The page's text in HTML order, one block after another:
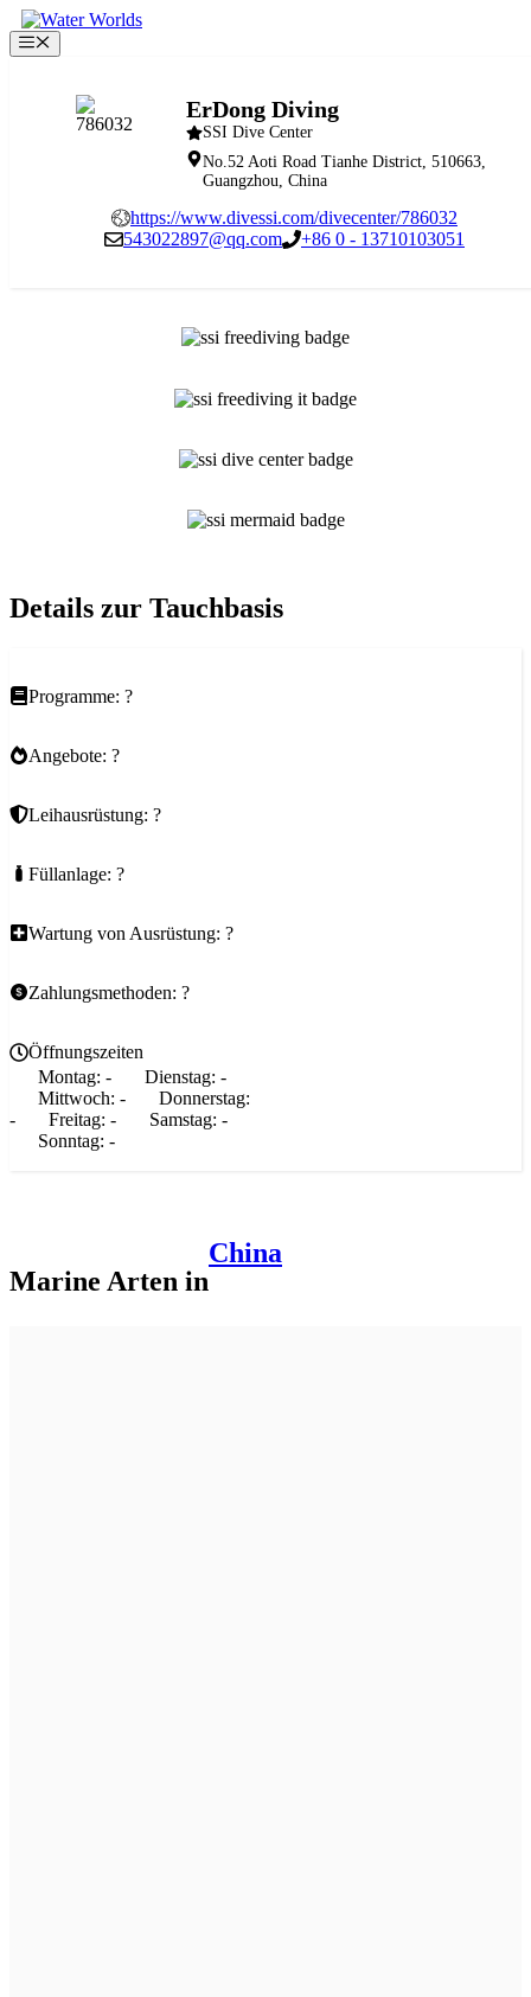
Zum
Inhalt
springen
Menü
ErDong Diving
SSI Dive Center
No.52 Aoti Road Tianhe District, 510663,
Guangzhou, China
https://www.divessi.com/divecenter/786032
543022897@qq.com
+86 0 - 13710103051
Details zur Tauchbasis
Programme: ?
Angebote: ?
Leihausrüstung: ?
Füllanlage: ?
Wartung von Ausrüstung: ?
Zahlungsmethoden: ?
Öffnungszeiten
Montag: - Dienstag: -
Mittwoch: -
Donnerstag:
-
Freitag: - Samstag: -
Sonntag: -
Marine Arten in
China